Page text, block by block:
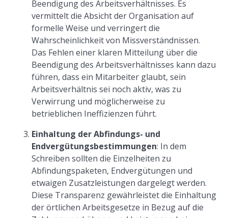
Beendigung des Arbeitsverhältnisses. Es
vermittelt die Absicht der Organisation auf
formelle Weise und verringert die
Wahrscheinlichkeit von Missverständnissen.
Das Fehlen einer klaren Mitteilung über die
Beendigung des Arbeitsverhältnisses kann dazu
führen, dass ein Mitarbeiter glaubt, sein
Arbeitsverhältnis sei noch aktiv, was zu
Verwirrung und möglicherweise zu
betrieblichen Ineffizienzen führt.
Einhaltung der Abfindungs- und
Endvergütungsbestimmungen: In dem
Schreiben sollten die Einzelheiten zu
Abfindungspaketen, Endvergütungen und
etwaigen Zusatzleistungen dargelegt werden.
Diese Transparenz gewährleistet die Einhaltung
der örtlichen Arbeitsgesetze in Bezug auf die